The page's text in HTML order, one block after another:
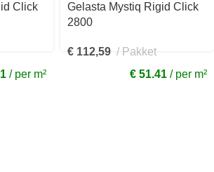
Click
per m²
winkelwagen
Gelasta Mystiq Rigid Click
2800
€ 112,59
Pakket
€ 51.41
per m²